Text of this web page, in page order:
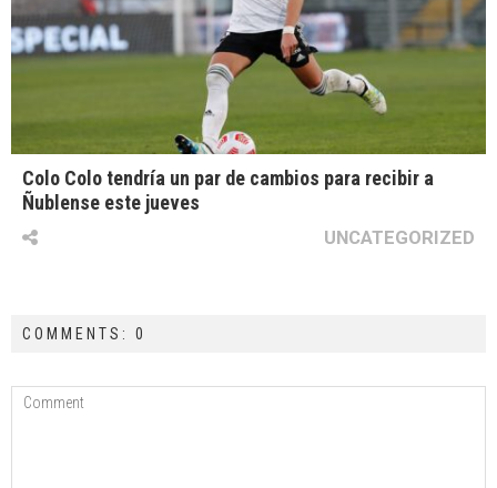
Colo Colo tendría un par de cambios para recibir a
Ñublense este jueves
UNCATEGORIZED
COMMENTS: 0